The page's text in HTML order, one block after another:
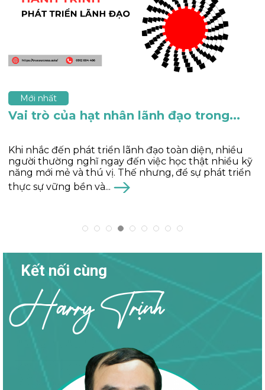
Mới nhất
Tại sao phải phát triển lãnh đạo toàn...
Trong bất kỳ tổ chức nào, vai trò của người lãnh đạo
luôn mang tính quyết định. Vì vậy, khi được phát
triển lãnh đạo toàn diện, họ không chỉ nâng tầm
chính mình mà còn đưa...
Kết nối cùng
Harry Trịnh